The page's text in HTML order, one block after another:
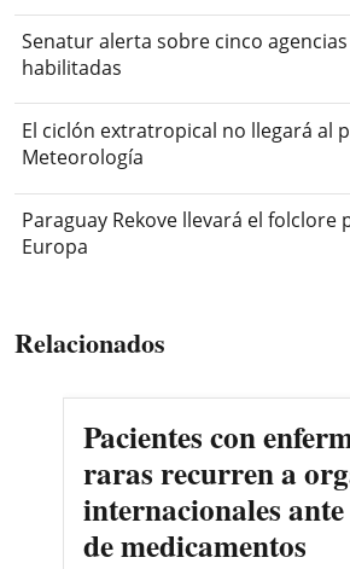
Senatur alerta sobre cinco
habilitadas
El ciclón extratropical no llegará al
Meteorología
Paraguay Rekove llevará el folclore
Europa
Relacionados
Pacientes con
raras recurren a
internacionales
de medicamentos